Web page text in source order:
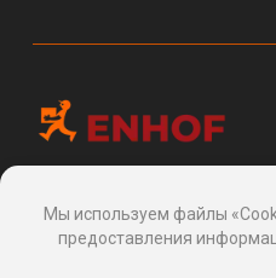
, 24, Макаренко, Сочи,
край 354003, Россия
Мы используем файлы
предоставления